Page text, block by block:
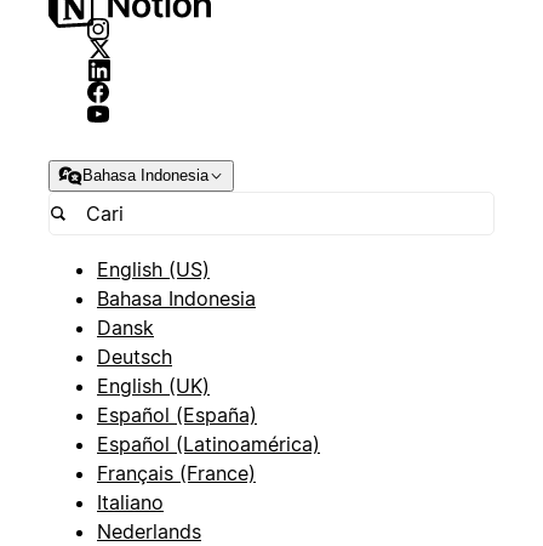
Bahasa Indonesia
English (US)
Bahasa Indonesia
Dansk
Deutsch
English (UK)
Español (España)
Español (Latinoamérica)
Français (France)
Italiano
Nederlands